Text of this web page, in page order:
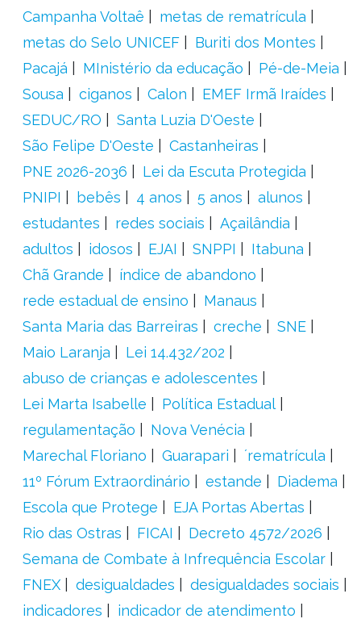
Campanha Voltaê
metas de rematrícula
metas do Selo UNICEF
Buriti dos Montes
Pacajá
MInistério da educação
Pé-de-Meia
Sousa
ciganos Calon
EMEF Irmã Iraídes
SEDUC/RO
Santa Luzia D'Oeste
São Felipe D'Oeste
Castanheiras
PNE 2026-2036
Lei da Escuta Protegida
PNIPI
bebês 4 anos 5 anos
alunos
estudantes
redes sociais
Açailândia
adultos
idosos EJAI SNPPI
Itabuna
Chã Grande
índice de abandono
rede estadual de ensino
Manaus
Santa Maria das Barreiras
creche
SNE
Maio Laranja
Lei 14.432/202
abuso de crianças e adolescentes
Lei Marta Isabelle
Política Estadual
regulamentação
Nova Venécia
Marechal Floriano
Guarapari
´rematrícula
11º Fórum Extraordinário
estande
Diadema
Escola que Protege
EJA Portas Abertas
Rio das Ostras
FICAI
Decreto 4572/2026
Semana de Combate à Infrequência Escolar
FNEX
desigualdades
desigualdades sociais
indicadores
indicador de atendimento